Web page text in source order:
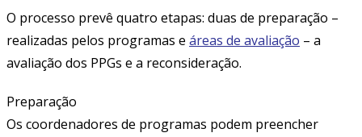
O processo prevê quatro etapas: duas de preparação –
realizadas pelos programas e áreas de avaliação – a
avaliação dos PPGs e a reconsideração.
Preparação
Os coordenadores de programas podem preencher